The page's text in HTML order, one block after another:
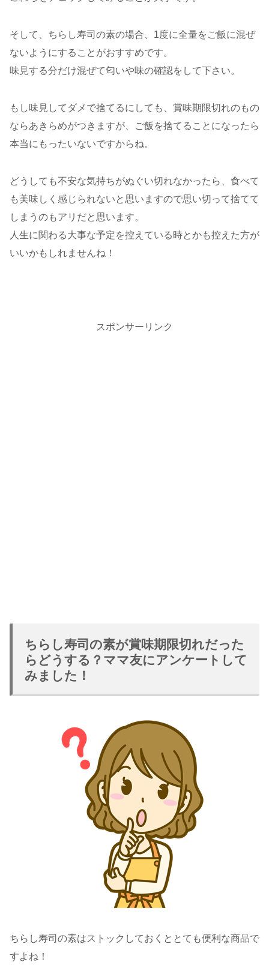
そして、ちらし寿司の素の場合、1度に全量をご飯に混ぜ
ないようにすることがおすすめです。
味見する分だけ混ぜて匂いや味の確認をして下さい。
もし味見してダメで捨てるにしても、賞味期限切れのもの
ならあきらめがつきますが、ご飯を捨てることになったら
本当にもったいないですからね。
どうしても不安な気持ちがぬぐい切れなかったら、食べて
も美味しく感じられないと思いますので思い切って捨てて
しまうのもアリだと思います。
人生に関わる大事な予定を控えている時とかも控えた方が
いいかもしれませんね！
スポンサーリンク
ちらし寿司の素が賞味期限切れだった
らどうする？ママ友にアンケートして
みました！
ちらし寿司の素はストックしておくととても便利な商品で
すよね！